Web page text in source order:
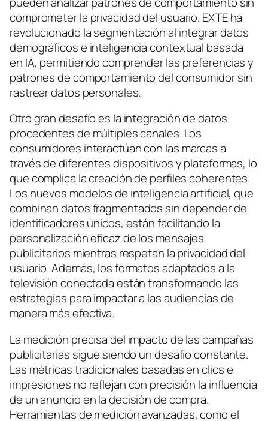
comprometer la privacidad del usuario. EXTE ha
revolucionado la segmentación al integrar datos
demográficos e inteligencia contextual basada
en IA, permitiendo comprender las preferencias y
patrones de comportamiento del consumidor sin
rastrear datos personales.
Otro gran desafío es la integración de datos
procedentes de múltiples canales. Los
consumidores interactúan con las marcas a
través de diferentes dispositivos y plataformas, lo
que complica la creación de perfiles coherentes.
Los nuevos modelos de inteligencia artificial, que
combinan datos fragmentados sin depender de
identificadores únicos, están facilitando la
personalización eficaz de los mensajes
publicitarios mientras respetan la privacidad del
usuario. Además, los formatos adaptados a la
televisión conectada están transformando las
estrategias para impactar a las audiencias de
manera más efectiva.
La medición precisa del impacto de las campañas
publicitarias sigue siendo un desafío constante.
Las métricas tradicionales basadas en clics e
impresiones no reflejan con precisión la influencia
de un anuncio en la decisión de compra.
Herramientas de medición avanzadas, como el